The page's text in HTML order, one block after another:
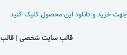
جهت خرید و دانلود این محصول کلیک کنید
قالب سایت شخصی | قالب HTML تام